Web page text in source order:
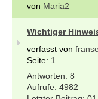
von Maria2
Wichtiger
verfasst von
Seite: 1
8
4982